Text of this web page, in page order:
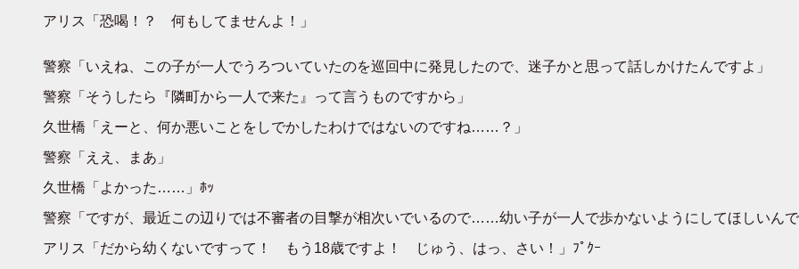
アリス「恐喝！？ 何もしてませんよ！」
警察「いえね、この子が一人でうろついていたのを巡回中に発見したので、迷子かと思って話しかけたんですよ」
警察「そうしたら『隣町から一人で来た』って言うものですから」
久世橋「えーと、何か悪いことをしでかしたわけではないのですね……？」
警察「ええ、まあ」
久世橋「よかった……」ﾎｯ
警察「ですが、最近この辺りでは不審者の目撃が相次いでいるので……幼い子が一人で歩かないようにしてほしいん
アリス「だから幼くないですって！ もう18歳ですよ！ じゅう、はっ、さい！」ﾌﾟｸｰ